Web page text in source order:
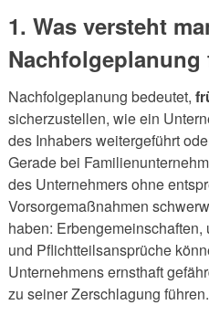
1. Was versteht
Nachfolgeplanung bedeutet,
sicherzustellen, wie ein
des Inhabers weitergeführt
Gerade bei
des Unternehmers ohne
Vorsorgemaßnahmen
haben:
und Pflichtteilsansprüche
Unternehmens ernsthaft
zu seiner Zerschlagung führen.